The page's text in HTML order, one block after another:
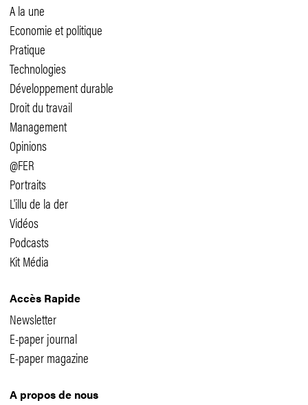
A la une
Economie et politique
Pratique
Technologies
Développement durable
Droit du travail
Management
Opinions
@FER
Portraits
L'illu de la der
Vidéos
Podcasts
Kit Média
Accès Rapide
Newsletter
E-paper journal
E-paper magazine
A propos de nous